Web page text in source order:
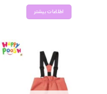
اطلاعات بیشتر